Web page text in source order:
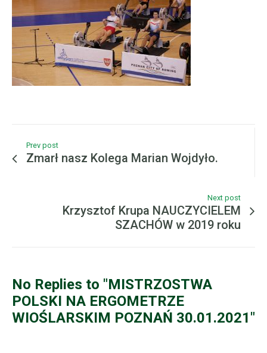
Prev post
Zmarł nasz Kolega Marian Wojdyło.
Next post
Krzysztof Krupa NAUCZYCIELEM
SZACHÓW w 2019 roku
No Replies to "MISTRZOSTWA
POLSKI NA ERGOMETRZE
WIOŚLARSKIM POZNAŃ 30.01.2021"